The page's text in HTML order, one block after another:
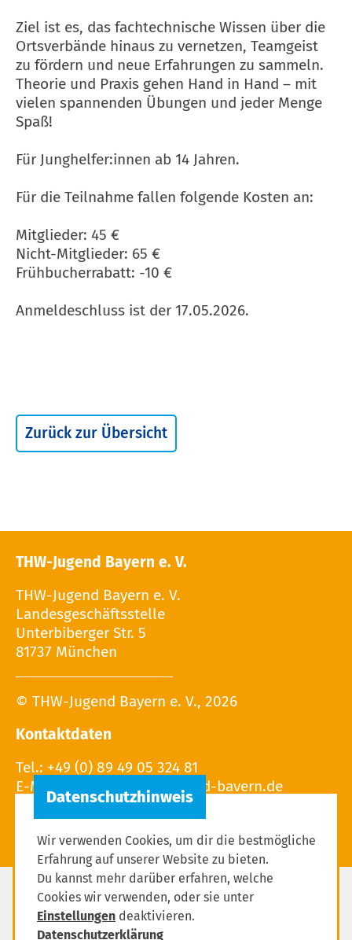
Ziel ist es, das fachtechnische Wissen über die
Ortsverbände hinaus zu vernetzen, Teamgeist
zu fördern und neue Erfahrungen zu sammeln.
Theorie und Praxis gehen Hand in Hand – mit
vielen spannenden Übungen und jeder Menge
Spaß!
Für Junghelfer:innen ab 14 Jahren.
Für die Teilnahme fallen folgende Kosten an:
Mitglieder: 45 €
Nicht-Mitglieder: 65 €
Frühbucherrabatt: -10 €
Anmeldeschluss ist der 17.05.2026.
Zurück zur Übersicht
THW-Jugend Bayern e. V.
THW-Jugend Bayern e. V.
Landesgeschäftsstelle
Unterbiberger Str. 5
81737 München
© THW-Jugend Bayern e. V., 2026
Kontaktdaten
Tel.: +49 (0) 89 49 05 324 81
E-Mail:
Impressum
Datenschutzerklärung
Wir verwenden Cookies, um dir die bestmögliche
Erfahrung auf unserer Website zu bieten.
Du kannst mehr darüber erfahren, welche
Cookies wir verwenden, oder sie unter
Einstellungen deaktivieren.
Datenschutzerklärung